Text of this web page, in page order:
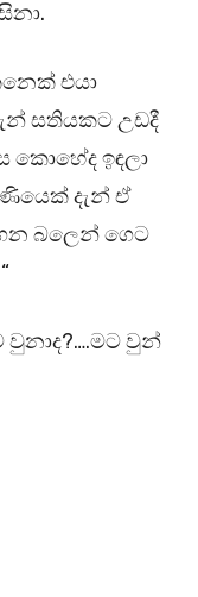
එයා
සතියකට උඩදී
කොහේද ඉඳලා
දැන් ඒ
බලෙන් ගෙට
වුනාද?….මට වුන්